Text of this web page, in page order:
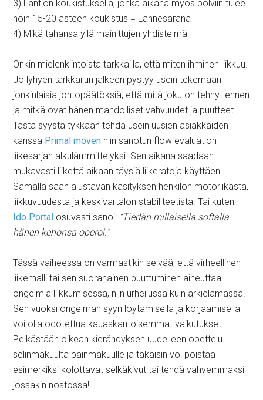
3) Lantion koukistuksella, jonka aikana myös polviin tulee
noin 15-20 asteen koukistus = Lannesarana
4) Mikä tahansa yllä mainittujen yhdistelmä
Onkin mielenkiintoista tarkkailla, että miten ihminen liikkuu.
Jo lyhyen tarkkailun jälkeen pystyy usein tekemään
jonkinlaisia johtopäätöksiä, että mitä joku on tehnyt ennen
ja mitkä ovat hänen mahdolliset vahvuudet ja puutteet.
Tästä syystä tykkään tehdä usein uusien asiakkaiden
kanssa Primal moven niin sanotun flow evaluation –
liikesarjan alkulämmittelyksi. Sen aikana saadaan
mukavasti liikettä aikaan täysiä liikeratoja käyttäen.
Samalla saan alustavan käsityksen henkilön motoriikasta,
liikkuvuudesta ja keskivartalon stabiliteetista. Tai kuten
Ido Portal osuvasti sanoi: ”Tiedän millaisella softalla
hänen kehonsa operoi.”
Tässä vaiheessa on varmastikin selvää, että virheellinen
liikemalli tai sen suoranainen puuttuminen aiheuttaa
ongelmia liikkumisessa, niin urheilussa kuin arkielämässä.
Sen vuoksi ongelman syyn löytämisellä ja korjaamisella
voi olla odotettua kauaskantoisemmat vaikutukset.
Pelkästään oikean kierähdyksen uudelleen opettelu
selinmakuulta päinmakuulle ja takaisin voi poistaa
esimerkiksi kolottavat selkäkivut tai tehdä vahvemmaksi
jossakin nostossa!